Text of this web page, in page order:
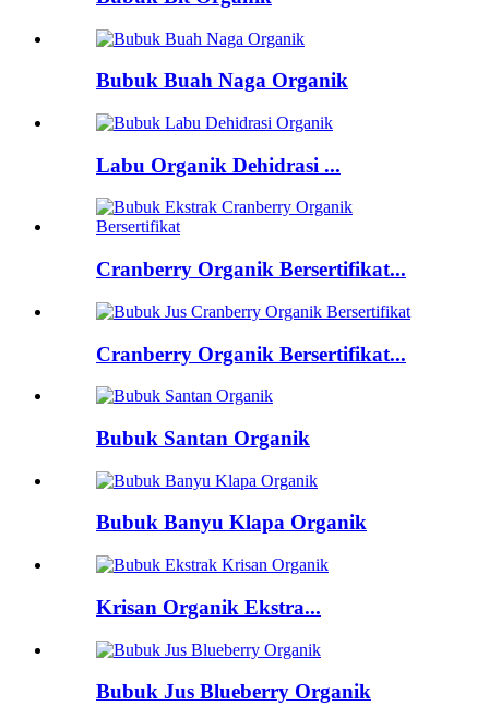
Bubuk Buah Naga Organik
Labu Organik Dehidrasi ...
Cranberry Organik Bersertifikat...
Cranberry Organik Bersertifikat...
Bubuk Santan Organik
Bubuk Banyu Klapa Organik
Krisan Organik Ekstra...
Bubuk Jus Blueberry Organik